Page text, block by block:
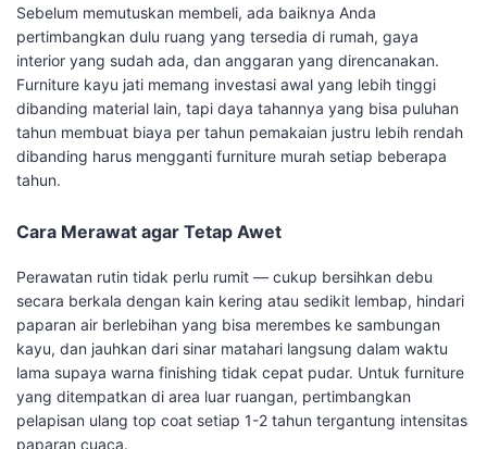
Sebelum memutuskan membeli, ada baiknya Anda
pertimbangkan dulu ruang yang tersedia di rumah, gaya
interior yang sudah ada, dan anggaran yang direncanakan.
Furniture kayu jati memang investasi awal yang lebih tinggi
dibanding material lain, tapi daya tahannya yang bisa puluhan
tahun membuat biaya per tahun pemakaian justru lebih rendah
dibanding harus mengganti furniture murah setiap beberapa
tahun.
Cara Merawat agar Tetap Awet
Perawatan rutin tidak perlu rumit — cukup bersihkan debu
secara berkala dengan kain kering atau sedikit lembap, hindari
paparan air berlebihan yang bisa merembes ke sambungan
kayu, dan jauhkan dari sinar matahari langsung dalam waktu
lama supaya warna finishing tidak cepat pudar. Untuk furniture
yang ditempatkan di area luar ruangan, pertimbangkan
pelapisan ulang top coat setiap 1-2 tahun tergantung intensitas
paparan cuaca.